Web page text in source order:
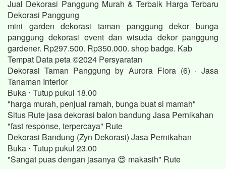
Jual Dekorasi Panggung Murah & Terbaik Harga Terbaru
Dekorasi Panggung
mini garden dekorasi taman panggung dekor bunga
panggung dekorasi event dan wisuda dekor panggung
gardener. Rp297.500. Rp350.000. shop badge. Kab
Tempat Data peta ©2024 Persyaratan
Dekorasi Taman Panggung by Aurora Flora (6) · Jasa
Tanaman Interior
Buka ⋅ Tutup pukul 18.00
"harga murah, penjual ramah, bunga buat si mamah"
Situs Rute jasa dekorasi balon bandung Jasa Pernikahan
"fast response, terpercaya" Rute
Dekorasi Bandung (Zyn Dekorasi) Jasa Pernikahan
Buka ⋅ Tutup pukul 23.00
"Sangat puas dengan jasanya 😍 makasih" Rute